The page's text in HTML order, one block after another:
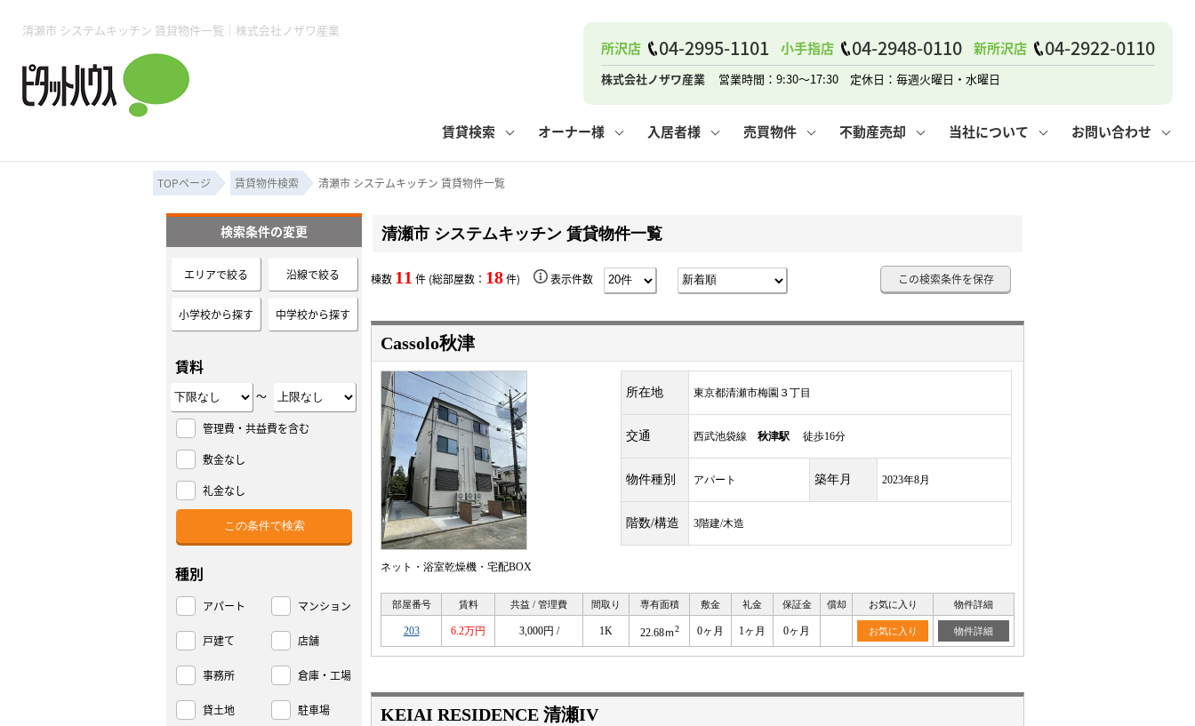
清瀬市 システムキッチン 賃貸物件一覧｜株式会社ノザワ産業
所沢店 04-2995-1101 小手指店 04-2948-0110 新所沢店 04-2922-0110
株式会社ノザワ産業 営業時間：9:30～17:30 定休日：毎週火曜日・水曜日
賃貸検索
所沢賃貸TOP 物件検索フォーム お気に入り 閲覧履歴
コンテナ
オーナー様
賃貸管理業務 土地・空き家活用 空き家管理 管理物件一覧
入居者様
入居者様用ページTOP 入居中のマナー 住まいのトラブルQ&A
売買物件
売買物件一覧 購入時の諸費用 購入までの流れ よくある質問
不動産売却
無料売却査定 仲介手数料について 業者の選び方 媒介契約の種類
必要な書類 売却の流れ よくある質問 相続
当社について
会社概要 スタッフ紹介 お知らせ お客様の声 スタッフブログ
ピタットハウス小手指店
お問い合わせ
ご来店予約 お住まいの解約手続き その他の問合せ
必要な書類 よくある質問 相続
ピタットハウス小手指店 ピタットハウス新所沢店
TOPページ 賃貸物件検索 清瀬市 システムキッチン 賃貸物件一覧
清瀬市 システムキッチン 賃貸物件一覧
棟数 11 件 (総部屋数： 18件) 表示件数 この検索条件を保存
Cassolo秋津
所在地 東京都清瀬市梅園３丁目
交通 西武池袋線 秋津駅 徒歩16分
物件種別 アパート 築年月 2023年8月
階数/構造 3階建/木造
ネット・浴室乾燥機・宅配BOX
部屋番号 賃料 共益 / 管理費 間取り 専有面積 敷金 礼金 保証金 償却 お気に入り 物件詳細
203 6.2万円 3,000円 / 1K 22.68ｍ2 0ヶ月 1ヶ月 0ヶ月 お気に入り 物件詳細
KEIAI RESIDENCE 清瀬IV
検索条件の変更
エリアで絞る 沿線で絞る
小学校から探す 中学校から探す
賃料
～
管理費・共益費を含む
敷金なし
礼金なし
種別
アパート マンション
戸建て 店舗
事務所 倉庫・工場
貸土地 駐車場